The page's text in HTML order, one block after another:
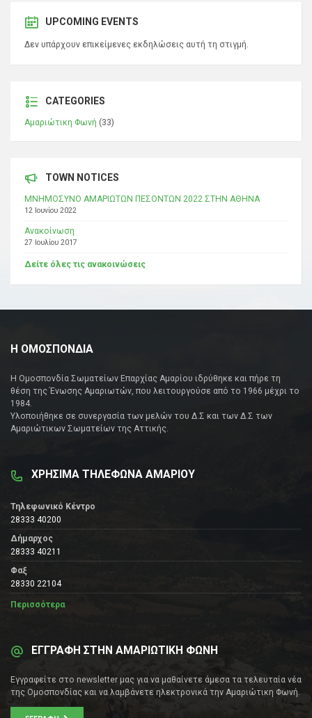
UPCOMING EVENTS
Δεν υπάρχουν επικείμενες εκδηλώσεις αυτή τη στιγμή.
CATEGORIES
Αμαριώτικη Φωνή (33)
TOWN NOTICES
ΜΝΗΜΟΣΥΝΟ ΑΜΑΡΙΩΤΩΝ ΠΕΣΟΝΤΩΝ 2022 ΣΤΗΝ ΑΘΗΝΑ
12 Ιουνίου 2022
Ανακοίνωση
27 Ιουλίου 2017
Δείτε όλες τις ανακοινώσεις
Η ΟΜΟΣΠΟΝΔΙΑ
Η Ομοσπονδία Σωματείων Επαρχίας Αμαρίου ιδρύθηκε και πήρε τη
θέση της Ένωσης Αμαριωτών, που λειτουργούσε από το 1966 μέχρι το
1984.
Υλοποιήθηκε σε συνεργασία των μελών του Δ.Σ και των Δ.Σ των
Αμαριώτικων Σωματείων της Αττικής.
ΧΡΗΣΙΜΑ ΤΗΛΕΦΩΝΑ ΑΜΑΡΙΟΥ
Τηλεφωνικό Κέντρο
28333 40200
Δήμαρχος
28333 40211
Φαξ
28330 22104
Περισσότερα
ΕΓΓΡΑΦΗ ΣΤΗΝ ΑΜΑΡΙΩΤΙΚΗ ΦΩΝΗ
Εγγραφείτε στο newsletter μας για να μαθαίνετε άμεσα τα τελευταία νέα
της Ομοσπονδίας και να λαμβάνετε ηλεκτρονικά την Αμαριώτικη Φωνή.